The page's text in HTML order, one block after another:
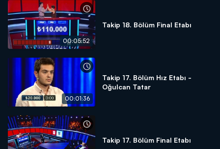
00:05:52
Takip 18. Bölüm Final Etabı
00:01:36
Takip 17. Bölüm Hız Etabı -
Oğulcan Tatar
Takip 17. Bölüm Final Etabı